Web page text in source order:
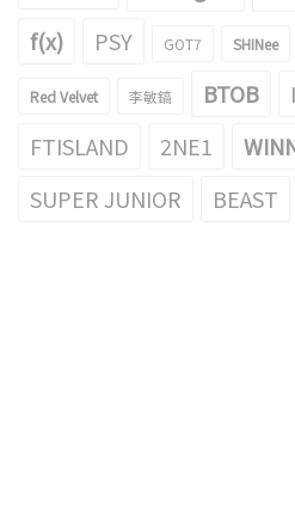
f(x) PSY GOT7 SHINee
Red Velvet 李敏鎬 BTOB
FTISLAND
2NE1
SUPER JUNIOR BEAST